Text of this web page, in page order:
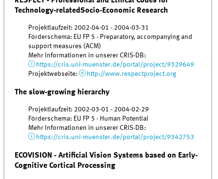
Technology-relatedSocio-Economic Research
Projektlaufzeit: 2002-04-01 - 2004-03-31
Förderschema: EU FP 5 - Preparatory, accompanying and
support measures (ACM)
Mehr Informationen in unserer CRIS-DB:
https://cris.uni-muenster.de/portal/project/9329649
Projektwebseite:
http://www.respectproject.org
The slow-growing hierarchy
Projektlaufzeit: 2002-03-01 - 2004-02-29
Förderschema: EU FP 5 - Human Potential
Mehr Informationen in unserer CRIS-DB:
https://cris.uni-muenster.de/portal/project/9342753
ECOVISION - Artiﬁcial Vision Systems based on Early-
Cognitive Cortical Processing